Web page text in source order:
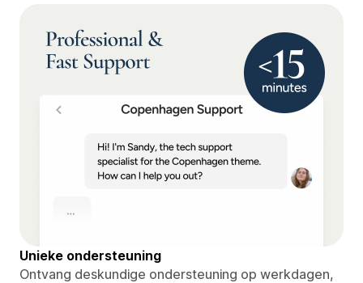
Unieke ondersteuning
Ontvang deskundige ondersteuning op werkdagen,